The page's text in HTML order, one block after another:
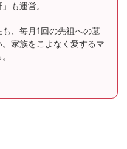
も運営。
、毎月1回の先祖への墓
家族をこよなく愛するマ